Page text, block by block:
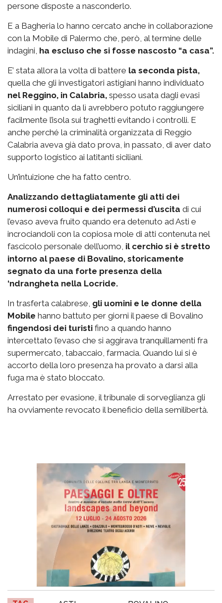
persone disposte a nasconderlo.
E a Bagheria lo hanno cercato anche in collaborazione
con la Mobile di Palermo che, però, al termine delle
indagini, ha escluso che si fosse nascosto “a casa”.
E’ stata allora la volta di battere la seconda pista,
quella che gli investigatori astigiani hanno individuato
nel Reggino, in Calabria, spesso usata dagli evasi
siciliani in quanto da lì avrebbero potuto raggiungere
facilmente l’isola sui traghetti evitando i controlli. E
anche perché la criminalità organizzata di Reggio
Calabria aveva già dato prova, in passato, di aver dato
supporto logistico ai latitanti siciliani.
Un’intuizione che ha fatto centro.
Analizzando dettagliatamente gli atti dei
numerosi colloqui e dei permessi d’uscita di cui
l’evaso aveva fruito quando era detenuto ad Asti e
incrociandoli con la copiosa mole di atti contenuta nel
fascicolo personale dell’uomo, il cerchio si è stretto
intorno al paese di Bovalino, storicamente
segnato da una forte presenza della
‘ndrangheta nella Locride.
In trasferta calabrese, gli uomini e le donne della
Mobile hanno battuto per giorni il paese di Bovalino
fingendosi dei turisti fino a quando hanno
intercettato l’evaso che si aggirava tranquillamenti fra
supermercato, tabaccaio, farmacia. Quando lui si è
accorto della loro presenza ha provato a darsi alla
fuga ma è stato bloccato.
Arrestato per evasione, il tribunale di sorveglianza gli
ha ovviamente revocato il beneficio della semilibertà.